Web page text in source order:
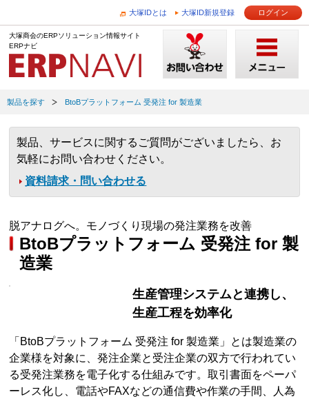
大塚IDとは 大塚ID新規登録 ログイン
大塚商会のERPソリューション情報サイト
ERPナビ
製品を探す BtoBプラットフォーム 受発注 for 製造業
製品、サービスに関するご質問がございましたら、お
気軽にお問い合わせください。
資料請求・問い合わせる
脱アナログへ。モノづくり現場の発注業務を改善
BtoBプラットフォーム 受発注 for 製
造業
生産管理システムと連携し、
生産工程を効率化
「BtoBプラットフォーム 受発注 for 製造業」とは製造業の
企業様を対象に、発注企業と受注企業の双方で行われてい
る受発注業務を電子化する仕組みです。取引書面をペーパ
ーレス化し、電話やFAXなどの通信費や作業の手間、人為